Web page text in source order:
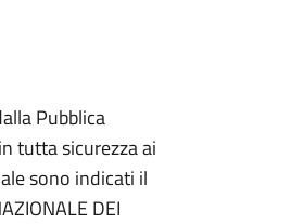
Pubblica
tutta sicurezza ai
sono indicati il
DEI